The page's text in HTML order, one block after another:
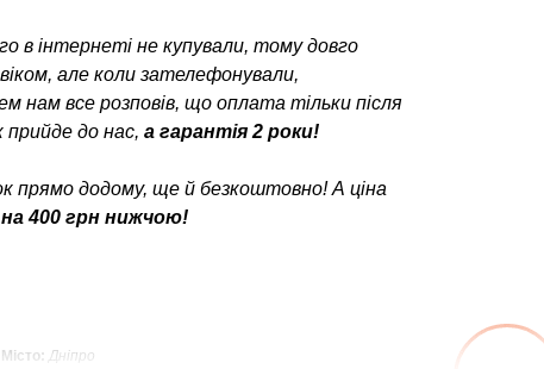
в інтернеті не купували, тому довго
але коли зателефонували,
нам все розповів, що оплата тільки після
до нас, а гарантія 2 роки!
прямо додому, ще й безкоштовно! А ціна
400 грн нижчою!
Місто: Дніпро